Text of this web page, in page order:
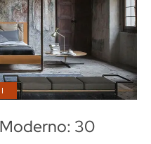
30